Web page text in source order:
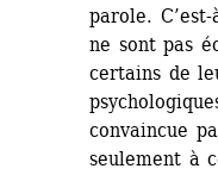
parole.
ne sont pas
certains de
convaincue
seulement à